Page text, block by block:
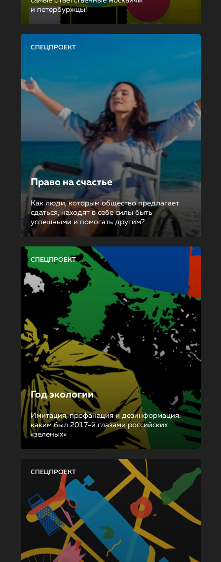
и петербуржцы!
СПЕЦПРОЕКТ
Право на счастье
Как люди, которым общество предлагает
сдаться, находят в себе силы быть
успешными и помогать другим?
СПЕЦПРОЕКТ
Год экологии
Имитация, профанация и дезинформация:
каким был 2017-й глазами российских
«зеленых»
СПЕЦПРОЕКТ